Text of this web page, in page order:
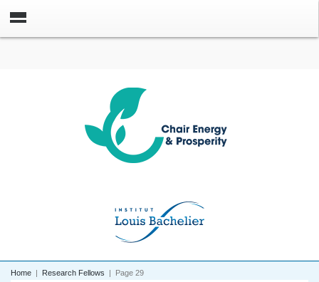
Home | Research Fellows | Page 29